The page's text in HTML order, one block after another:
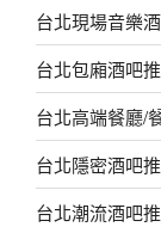
台北現場音樂
台北包廂酒吧
台北高端餐廳/
台北隱密酒吧
台北潮流酒吧